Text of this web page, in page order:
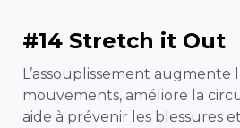
#14 Stretch it Out
L’assouplissement augmente
mouvements, améliore la
aide à prévenir les blessures